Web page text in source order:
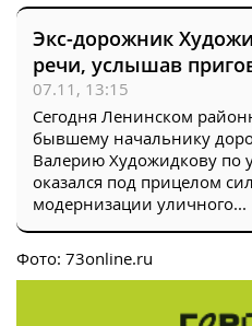
Экс-дорожник
речи, услышав
07.11, 13:15
Сегодня Ленинском
бывшему начальнику
Валерию Художидкову по
оказался под прицелом
модернизации уличного...
Фото: 73online.ru